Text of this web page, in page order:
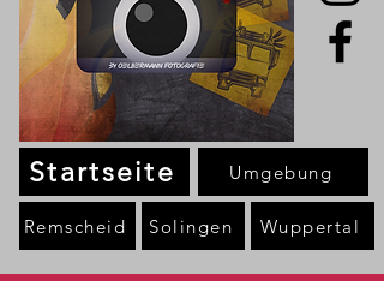
Startseite
Remscheid Solingen Wuppertal
Umgebung